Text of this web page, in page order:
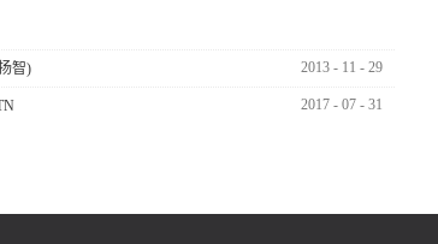
智) 2013 - 11 -29
2017 -07 -31